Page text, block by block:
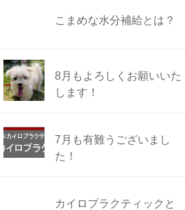
こまめな水分補給とは？
8月もよろしくお願いいた
します！
7月も有難うございまし
た！
カイロプラクティックと